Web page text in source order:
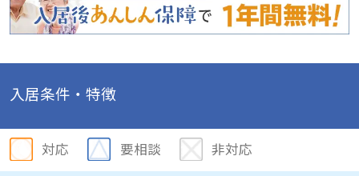
入居条件・特徴
対応 要相談
非対応